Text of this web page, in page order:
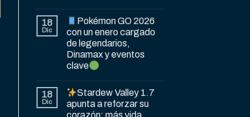
18
Dic
Pokémon GO 2026
con un enero cargado
de legendarios,
Dinamax y eventos
clave
18
Dic
Stardew Valley 1.7
apunta a reforzar su
corazón: más vida